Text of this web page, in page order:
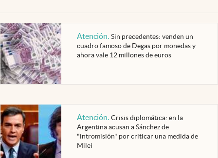
Atención. Sin precedentes: venden un
cuadro famoso de Degas por monedas y
ahora vale 12 millones de euros
Atención. Crisis diplomática: en la
Argentina acusan a Sánchez de
"intromisión" por criticar una medida de
Milei